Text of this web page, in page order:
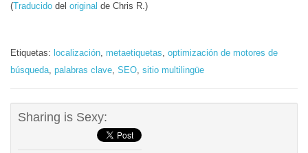
(Traducido del original de Chris R.)
Etiquetas: localización, metaetiquetas, optimización de motores de
búsqueda, palabras clave, SEO, sitio multilingüe
Sharing is Sexy: